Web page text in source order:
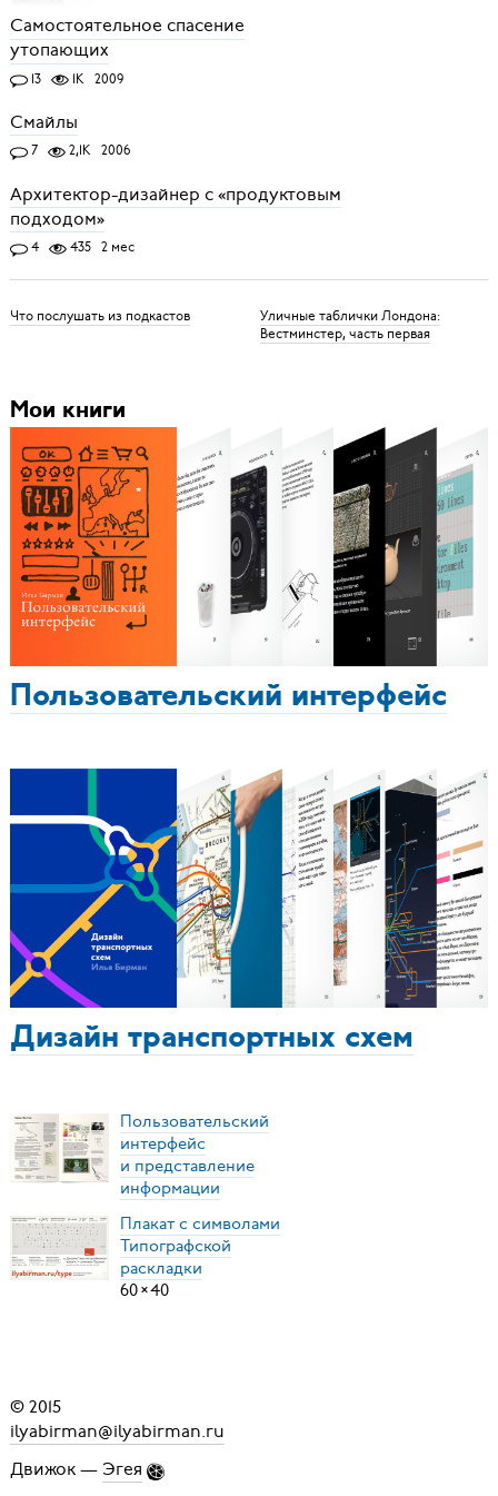
Самостоятельное спасение
утопающих
13 1K 2009
Смайлы
7 2,1K 2006
Архитектор-дизайнер с «продуктовым
подходом»
4 435 2 мес
Что послушать из подкастов
Уличные таблички Лондона:
Вестминстер, часть первая
Мои книги
Пользовательский интерфейс
Дизайн транспортных схем
Пользовательский
интерфейс
и представление
информации
Плакат с символами
Типографской
раскладки
60×40
© 2015
ilyabirman@ilyabirman.ru
Движок — Эгея